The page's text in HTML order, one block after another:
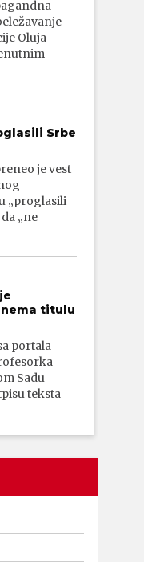
Oluja
Srbe
je vest
„proglasili
„ne
titulu
portala
Sadu
teksta